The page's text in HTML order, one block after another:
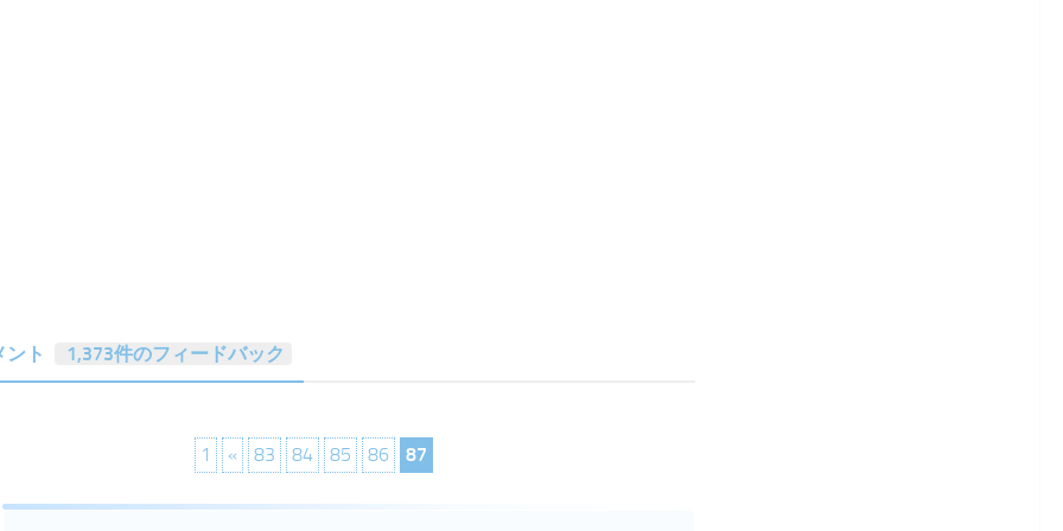
ント 1,373件のフィードバック
1 « 83 84 85 86 87